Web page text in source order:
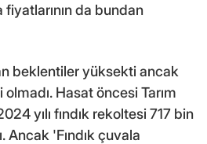
da bundan
beklentiler yüksekti ancak
Hasat öncesi Tarım
yılı fındık rekoltesi 717 bin
Ancak 'Fındık çuvala